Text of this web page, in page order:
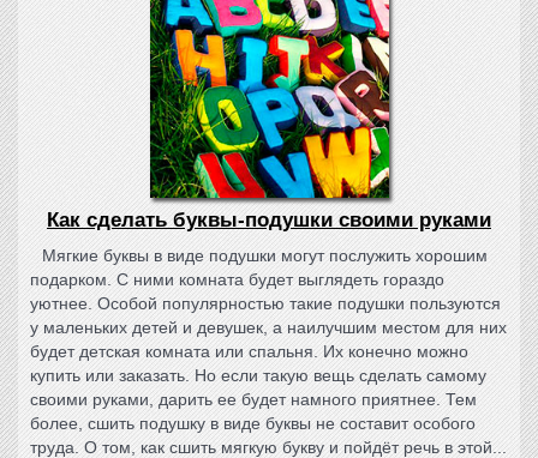
Как сделать буквы-подушки своими руками
Мягкие буквы в виде подушки могут послужить хорошим
подарком. С ними комната будет выглядеть гораздо
уютнее. Особой популярностью такие подушки пользуются
у маленьких детей и девушек, а наилучшим местом для них
будет детская комната или спальня. Их конечно можно
купить или заказать. Но если такую вещь сделать самому
своими руками, дарить ее будет намного приятнее. Тем
более, сшить подушку в виде буквы не составит особого
труда. О том, как сшить мягкую букву и пойдёт речь в этой...